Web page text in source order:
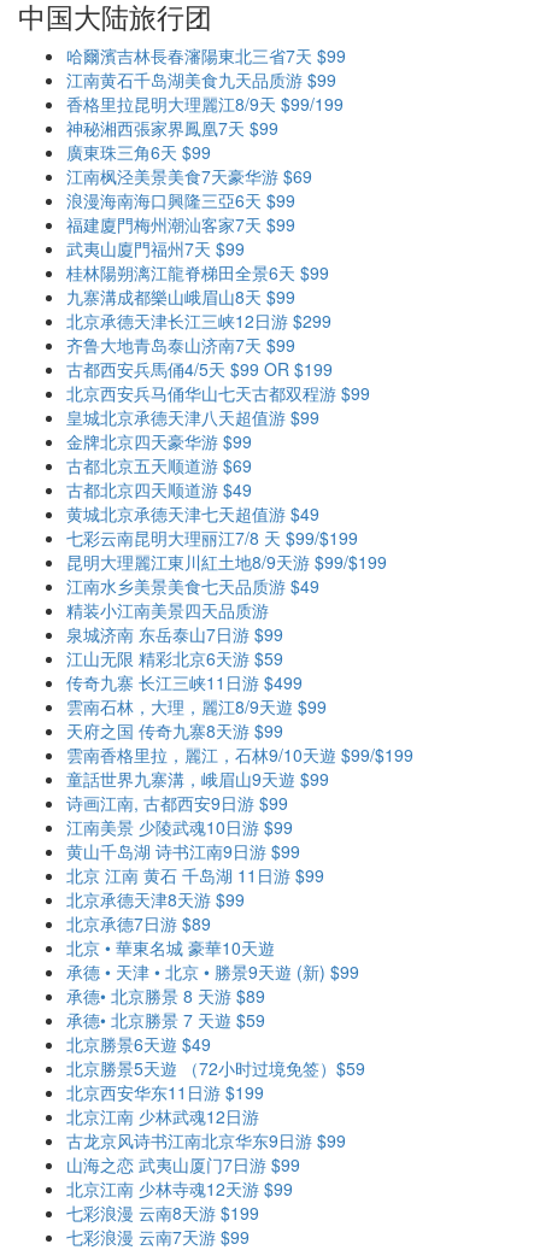
中国大陆旅行团
哈爾濱吉林長春瀋陽東北三省7天 $99
江南黄石千岛湖美食九天品质游 $99
香格里拉昆明大理麗江8/9天 $99/199
神秘湘西張家界鳳凰7天 $99
廣東珠三角6天 $99
江南枫泾美景美食7天豪华游 $69
浪漫海南海口興隆三亞6天 $99
福建廈門梅州潮汕客家7天 $99
武夷山廈門福州7天 $99
桂林陽朔漓江龍脊梯田全景6天 $99
九寨溝成都樂山峨眉山8天 $99
北京承德天津长江三峡12日游 $299
齐鲁大地青岛泰山济南7天 $99
古都西安兵馬俑4/5天 $99 OR $199
北京西安兵马俑华山七天古都双程游 $99
皇城北京承德天津八天超值游 $99
金牌北京四天豪华游 $99
古都北京五天顺道游 $69
古都北京四天顺道游 $49
黄城北京承德天津七天超值游 $49
七彩云南昆明大理丽江7/8 天 $99/$199
昆明大理麗江東川紅土地8/9天游 $99/$199
江南水乡美景美食七天品质游 $49
精装小江南美景四天品质游
泉城济南 东岳泰山7日游 $99
江山无限 精彩北京6天游 $59
传奇九寨 长江三峡11日游 $499
雲南石林，大理，麗江8/9天遊 $99
天府之国 传奇九寨8天游 $99
雲南香格里拉，麗江，石林9/10天遊 $99/$199
童話世界九寨溝，峨眉山9天遊 $99
诗画江南, 古都西安9日游 $99
江南美景 少陵武魂10日游 $99
黄山千岛湖 诗书江南9日游 $99
北京 江南 黄石 千岛湖 11日游 $99
北京承德天津8天游 $99
北京承德7日游 $89
北京 • 華東名城 豪華10天遊
承德 • 天津 • 北京 • 勝景9天遊 (新) $99
承德• 北京勝景 8 天游 $89
承德• 北京勝景 7 天遊 $59
北京勝景6天遊 $49
北京勝景5天遊 （72小时过境免签）$59
北京西安华东11日游 $199
北京江南 少林武魂12日游
古龙京风诗书江南北京华东9日游 $99
山海之恋 武夷山厦门7日游 $99
北京江南 少林寺魂12天游 $99
七彩浪漫 云南8天游 $199
七彩浪漫 云南7天游 $99